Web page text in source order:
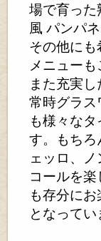
場で育った
風 パンパ
その他に
メニューも
また充実し
常時グラス
も様々な
す。もちろ
ェッロ、
コールを
も存分に
となってい